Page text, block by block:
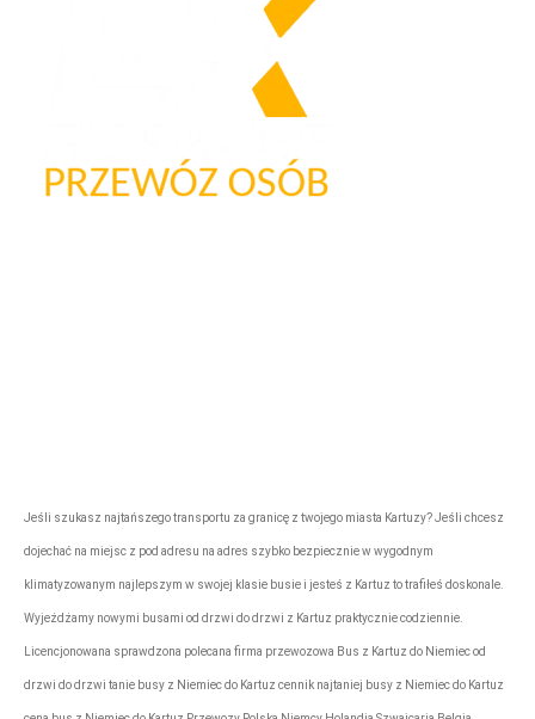
Jeśli szukasz najtańszego transportu za granicę z twojego miasta Kartuzy? Jeśli chcesz
dojechać na miejsc z pod adresu na adres szybko bezpiecznie w wygodnym
klimatyzowanym najlepszym w swojej klasie busie i jesteś z Kartuz to trafiłeś doskonale.
Wyjeżdżamy nowymi busami od drzwi do drzwi z Kartuz praktycznie codziennie.
Licencjonowana sprawdzona polecana firma przewozowa Bus z Kartuz do Niemiec od
drzwi do drzwi tanie busy z Niemiec do Kartuz cennik najtaniej busy z Niemiec do Kartuz